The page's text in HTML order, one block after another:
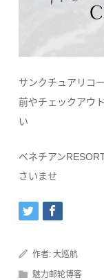
サンクチュアリコ
前やチェックアウ
い
ベネチアン
さいませ
作者:大巡航
魅力邮轮博客